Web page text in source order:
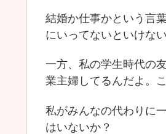
結婚か仕事かという言
にいってないといけな
一方、私の学生時代の
業主婦してるんだよ。
私がみんなの代わりに
はいないか？